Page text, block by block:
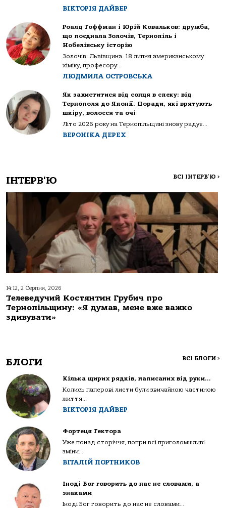
ВІКТОРІЯ ДАЙВЕР
Роалд Гоффман і Юрій Ковальков: дружба,
що поєднала Золочів, Тернопіль і
Нобелівську історію
Золочів. Львівщина. 18 липня американському
хіміку, професору...
ЛЮДМИЛА ОСТРОВСЬКА
Як захиститися від сонця в спеку: від
Тернополя до Японії. Поради, які врятують
шкіру, волосся та очі
Літо 2026 року на Тернопільщині знову радує...
ВЕРОНІКА ДЕРЕХ
ІНТЕРВ'Ю ВСІ ІНТЕРВ'Ю >
14:12, 2 Серпня, 2026
Телеведучий Костянтин Грубич про
Тернопільщину: «Я думав, мене вже важко
здивувати»
БЛОГИ ВСІ БЛОГИ >
Кілька щирих рядків, написаних від руки…
Колись паперові листи були звичайною частиною
життя...
ВІКТОРІЯ ДАЙВЕР
Фортеця Гектора
Уже понад сторіччя, попри всі приголомшливі
зміни...
ВІТАЛІЙ ПОРТНИКОВ
Іноді Бог говорить до нас не словами, а
знаками
Іноді Бог говорить до нас не словами...